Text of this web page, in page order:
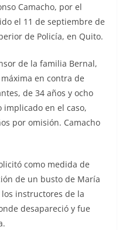
Camacho, por el
el 11 de septiembre de
de Policía, en Quito.
de la familia Bernal,
en contra de
de 34 años y ocho
implicado en el caso,
por omisión. Camacho
como medida de
de un busto de María
instructores de la
desapareció y fue